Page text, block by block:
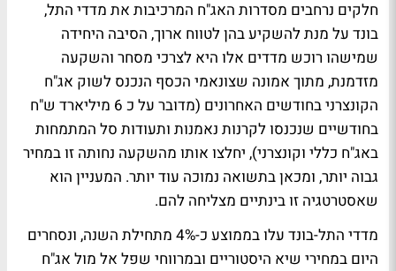
חלקים נרחבים מסדרות האג"ח המרכיבות את מדדי התל,
בונד על מנת להשקיע בהן לטווח ארוך, הסיבה היחידה
שמישהו רוכש מדדים אלו היא לצרכי מסחר והשקעה
מזדמנת, מתוך אמונה שצונאמי הכסף הנכנס לשוק אג"ח
הקונצרני בחודשים האחרונים (מדובר על כ 6 מיליארד ש"ח
בחודשיים שנכנסו לקרנות נאמנות ותעודות סל המתמחות
באג"ח כללי וקונצרני), יחלצו אותו מהשקעה נחותה זו במחיר
גבוה יותר, ומכאן בתשואה נמוכה עוד יותר. המעניין הוא
שאסטרטגיה זו בינתיים מצליחה להם.
מדדי התל-בונד עלו בממוצע כ-4% מתחילת השנה, ונסחרים
היום במחירי שיא היסטוריים ובמרווחי שפל אל מול אג"ח